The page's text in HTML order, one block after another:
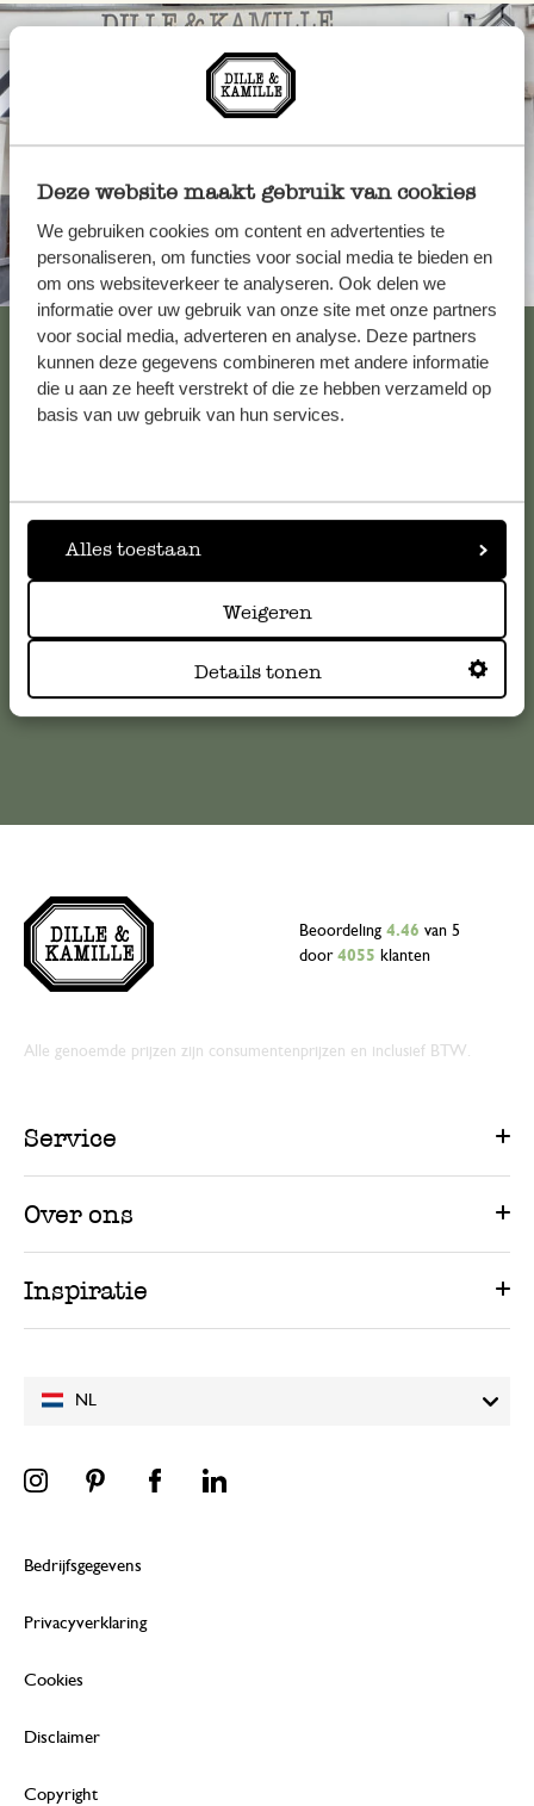
Deze website maakt gebruik van cookies
We gebruiken cookies om content en advertenties te
personaliseren, om functies voor social media te bieden en
om ons websiteverkeer te analyseren. Ook delen we
informatie over uw gebruik van onze site met onze partners
voor social media, adverteren en analyse. Deze partners
kunnen deze gegevens combineren met andere informatie
die u aan ze heeft verstrekt of die ze hebben verzameld op
basis van uw gebruik van hun services.
Alles toestaan
Weigeren
Details tonen
Altijd in de buurt
Bekijk alle 62 winkels
Voor vragen, tips of hulp kun je contact opnemen met onze
klantenservice. Of bekijk hier het antwoord op de
meestgestelde vragen.
klantenservice@dille-kamille.com
Online Klantenservice
NL
Beoordeling 4.46 van 5
door 4055 klanten
Alle genoemde prijzen zijn consumentenprijzen en inclusief BTW.
Service
Over ons
Inspiratie
Bedrijfsgegevens
Privacyverklaring
Cookies
Disclaimer
Copyright